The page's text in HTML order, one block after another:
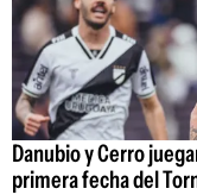
Danubio y Cerro
primera fecha del